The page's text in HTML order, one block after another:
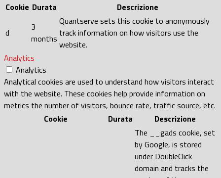
Cookie Durata Descrizione
d
3
months
Quantserve sets this cookie to anonymously
track information on how visitors use the
website.
Analytics
Analytics
Analytical cookies are used to understand how visitors interact
with the website. These cookies help provide information on
metrics the number of visitors, bounce rate, traffic source, etc.
Cookie
Durata
Descrizione
The __gads cookie, set
by Google, is stored
under DoubleClick
domain and tracks the